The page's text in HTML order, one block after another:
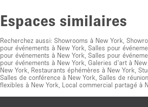
Espaces similaires
Recherchez aussi: Showrooms à New York
pour événements à New York Salles pour
pour événements à New York Salles pour
pour événements à New York Galeries d'art à New
New York Restaurants éphémères à New York
Salles de conférence à New York Salles de
flexibles à New York Local commercial partagé à